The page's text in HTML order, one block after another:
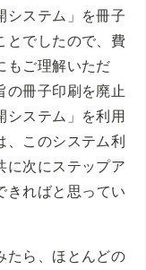
システム」を冊子
とでしたので、費
もご理解いただ
の冊子印刷を廃止
システム」を利用
、このシステム利
に次にステップア
ればと思ってい
たら、ほとんどの